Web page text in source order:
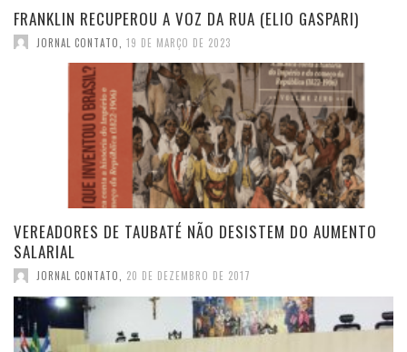
FRANKLIN RECUPEROU A VOZ DA RUA (ELIO GASPARI)
JORNAL CONTATO 19 DE MARÇO DE 2023
VEREADORES DE TAUBATÉ NÃO DESISTEM DO AUMENTO
SALARIAL
JORNAL CONTATO 20 DE DEZEMBRO DE 2017